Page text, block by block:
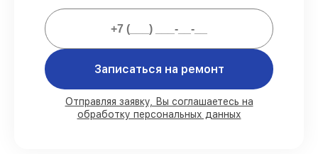
Мы гарантируем:
комплектующих для пылесосов на
складе или доступны для срочного
заказа
Качественные реплики и
Записаться на ремонт
Отправляя заявку, Вы соглашаетесь на
обработку персональных данных